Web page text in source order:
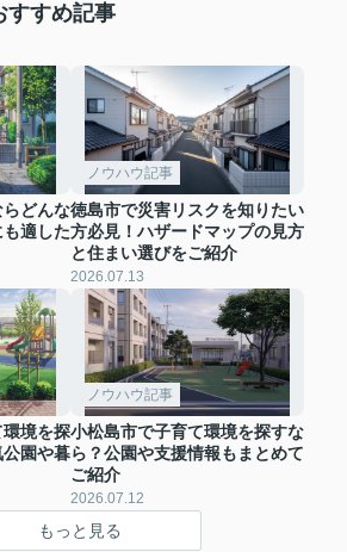
すすめ記事
どんな
適した
ノウハウ記事
徳島市で災害リスクを知りたい
方必見！ハザードマップの見方
と住まい選びをご紹介
2026.07.13
境を探
公園や暮
ノウハウ記事
小松島市で子育て環境を探すな
ら？公園や支援情報もまとめて
ご紹介
2026.07.12
もっと見る